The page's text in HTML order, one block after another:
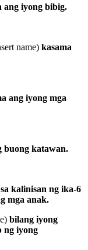
ang iyong bibig.
name) kasama
ang iyong mga
buong katawan.
sa kalinisan ng ika-6
mga anak.
bilang iyong
ng iyong